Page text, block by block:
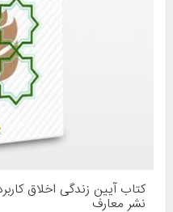
کتاب آیین زندگی اخلاق
نشر معارف